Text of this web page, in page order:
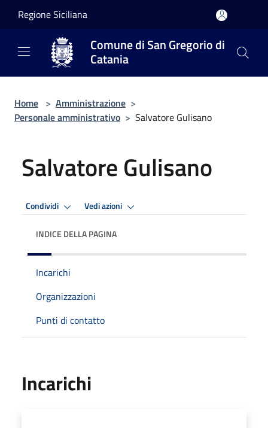
Regione Siciliana
Comune di San Gregorio di
Catania
Home > Amministrazione >
Personale amministrativo > Salvatore Gulisano
Salvatore Gulisano
Condividi Vedi azioni
INDICE DELLA PAGINA
Incarichi
Organizzazioni
Punti di contatto
Incarichi